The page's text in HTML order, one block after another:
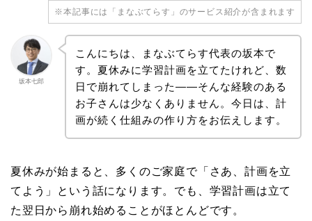
※本記事には「まなぶてらす」のサービス紹介が含まれます
坂本七郎
こんにちは、まなぶてらす代表の坂本で
す。夏休みに学習計画を立てたけれど、数
日で崩れてしまった——そんな経験のある
お子さんは少なくありません。今日は、計
画が続く仕組みの作り方をお伝えします。
夏休みが始まると、多くのご家庭で「さあ、計画を立
てよう」という話になります。でも、学習計画は立て
た翌日から崩れ始めることがほとんどです。